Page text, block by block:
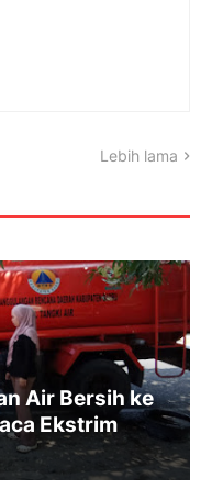
Lebih lama
Air Bersih ke
Ekstrim